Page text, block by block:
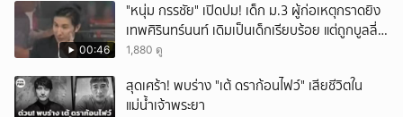
00:46
"หนุ่ม กรรชัย" เปิดปม! เด็ก ม.3 ผู้ก่อเหตุกราดยิง
เทพศิรินทร์นนท์ เดิมเป็นเด็กเรียบร้อย แต่ถูกบูลลี่
หนัก คาดแรงกดดันสะสมกลายเป็นแรงแค้น จนก่อ
1,880 ดู
สุดเศร้า! พบร่าง "เต้ ดราก้อนไฟว์" เสียชีวิตใน
แม่น้ำเจ้าพระยา